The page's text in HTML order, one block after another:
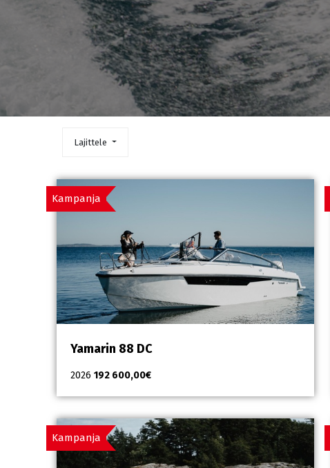
Lajittele
Kampanja
Yamarin 88 DC
2026192 600,00€
Kampanja